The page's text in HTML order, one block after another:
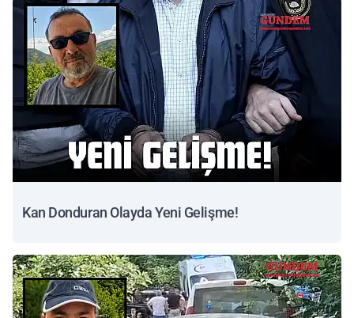
Kan Donduran Olayda Yeni Gelişme!